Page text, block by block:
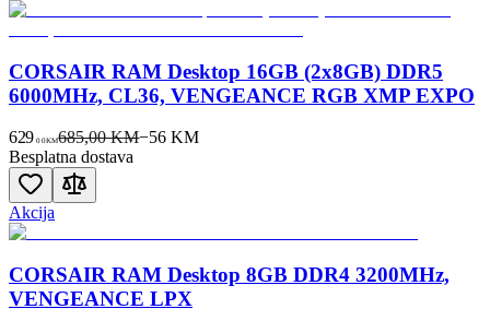
CORSAIR RAM Desktop 16GB (2x8GB) DDR5
6000MHz, CL36, VENGEANCE RGB XMP EXPO
629 00KM685,00 KM−56 KM
Besplatna dostava
Akcija
CORSAIR RAM Desktop 8GB DDR4 3200MHz,
VENGEANCE LPX